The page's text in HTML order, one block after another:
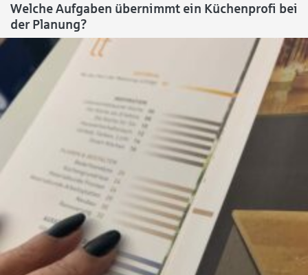
Welche Aufgaben übernimmt ein Küchenprofi bei
der Planung?